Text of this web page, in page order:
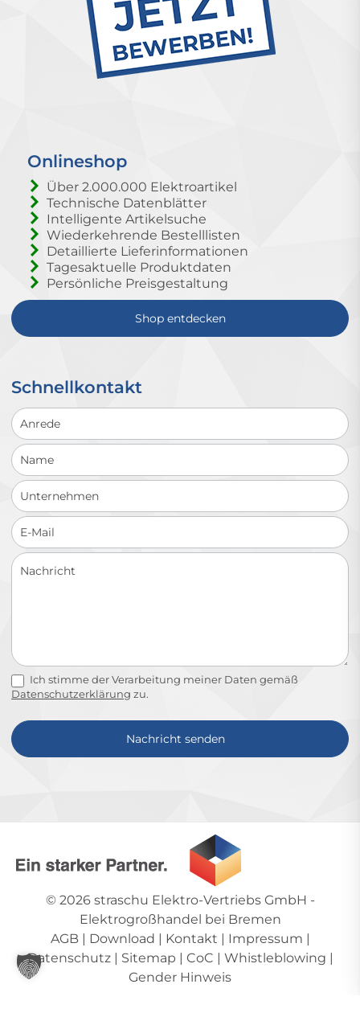
Onlineshop
Über 2.000.000 Elektroartikel
Technische Datenblätter
Intelligente Artikelsuche
Wiederkehrende Bestelllisten
Detaillierte Lieferinformationen
Tagesaktuelle Produktdaten
Persönliche Preisgestaltung
Shop entdecken
Schnellkontakt
Schnellkontakt
Ich stimme der Verarbeitung meiner Daten gemäß
Datenschutzerklärung zu.
Nachricht senden
© 2026 straschu Elektro-Vertriebs GmbH -
Elektrogroßhandel bei Bremen
AGB | Download | Kontakt | Impressum |
Datenschutz| Sitemap | CoC | Whistleblowing |
Gender Hinweis